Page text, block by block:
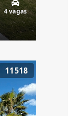
4 vagas
11518